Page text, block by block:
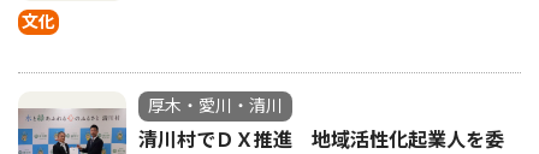
文化
厚木・愛川・清川
清川村でＤＸ推進 地域活性化起業人を委